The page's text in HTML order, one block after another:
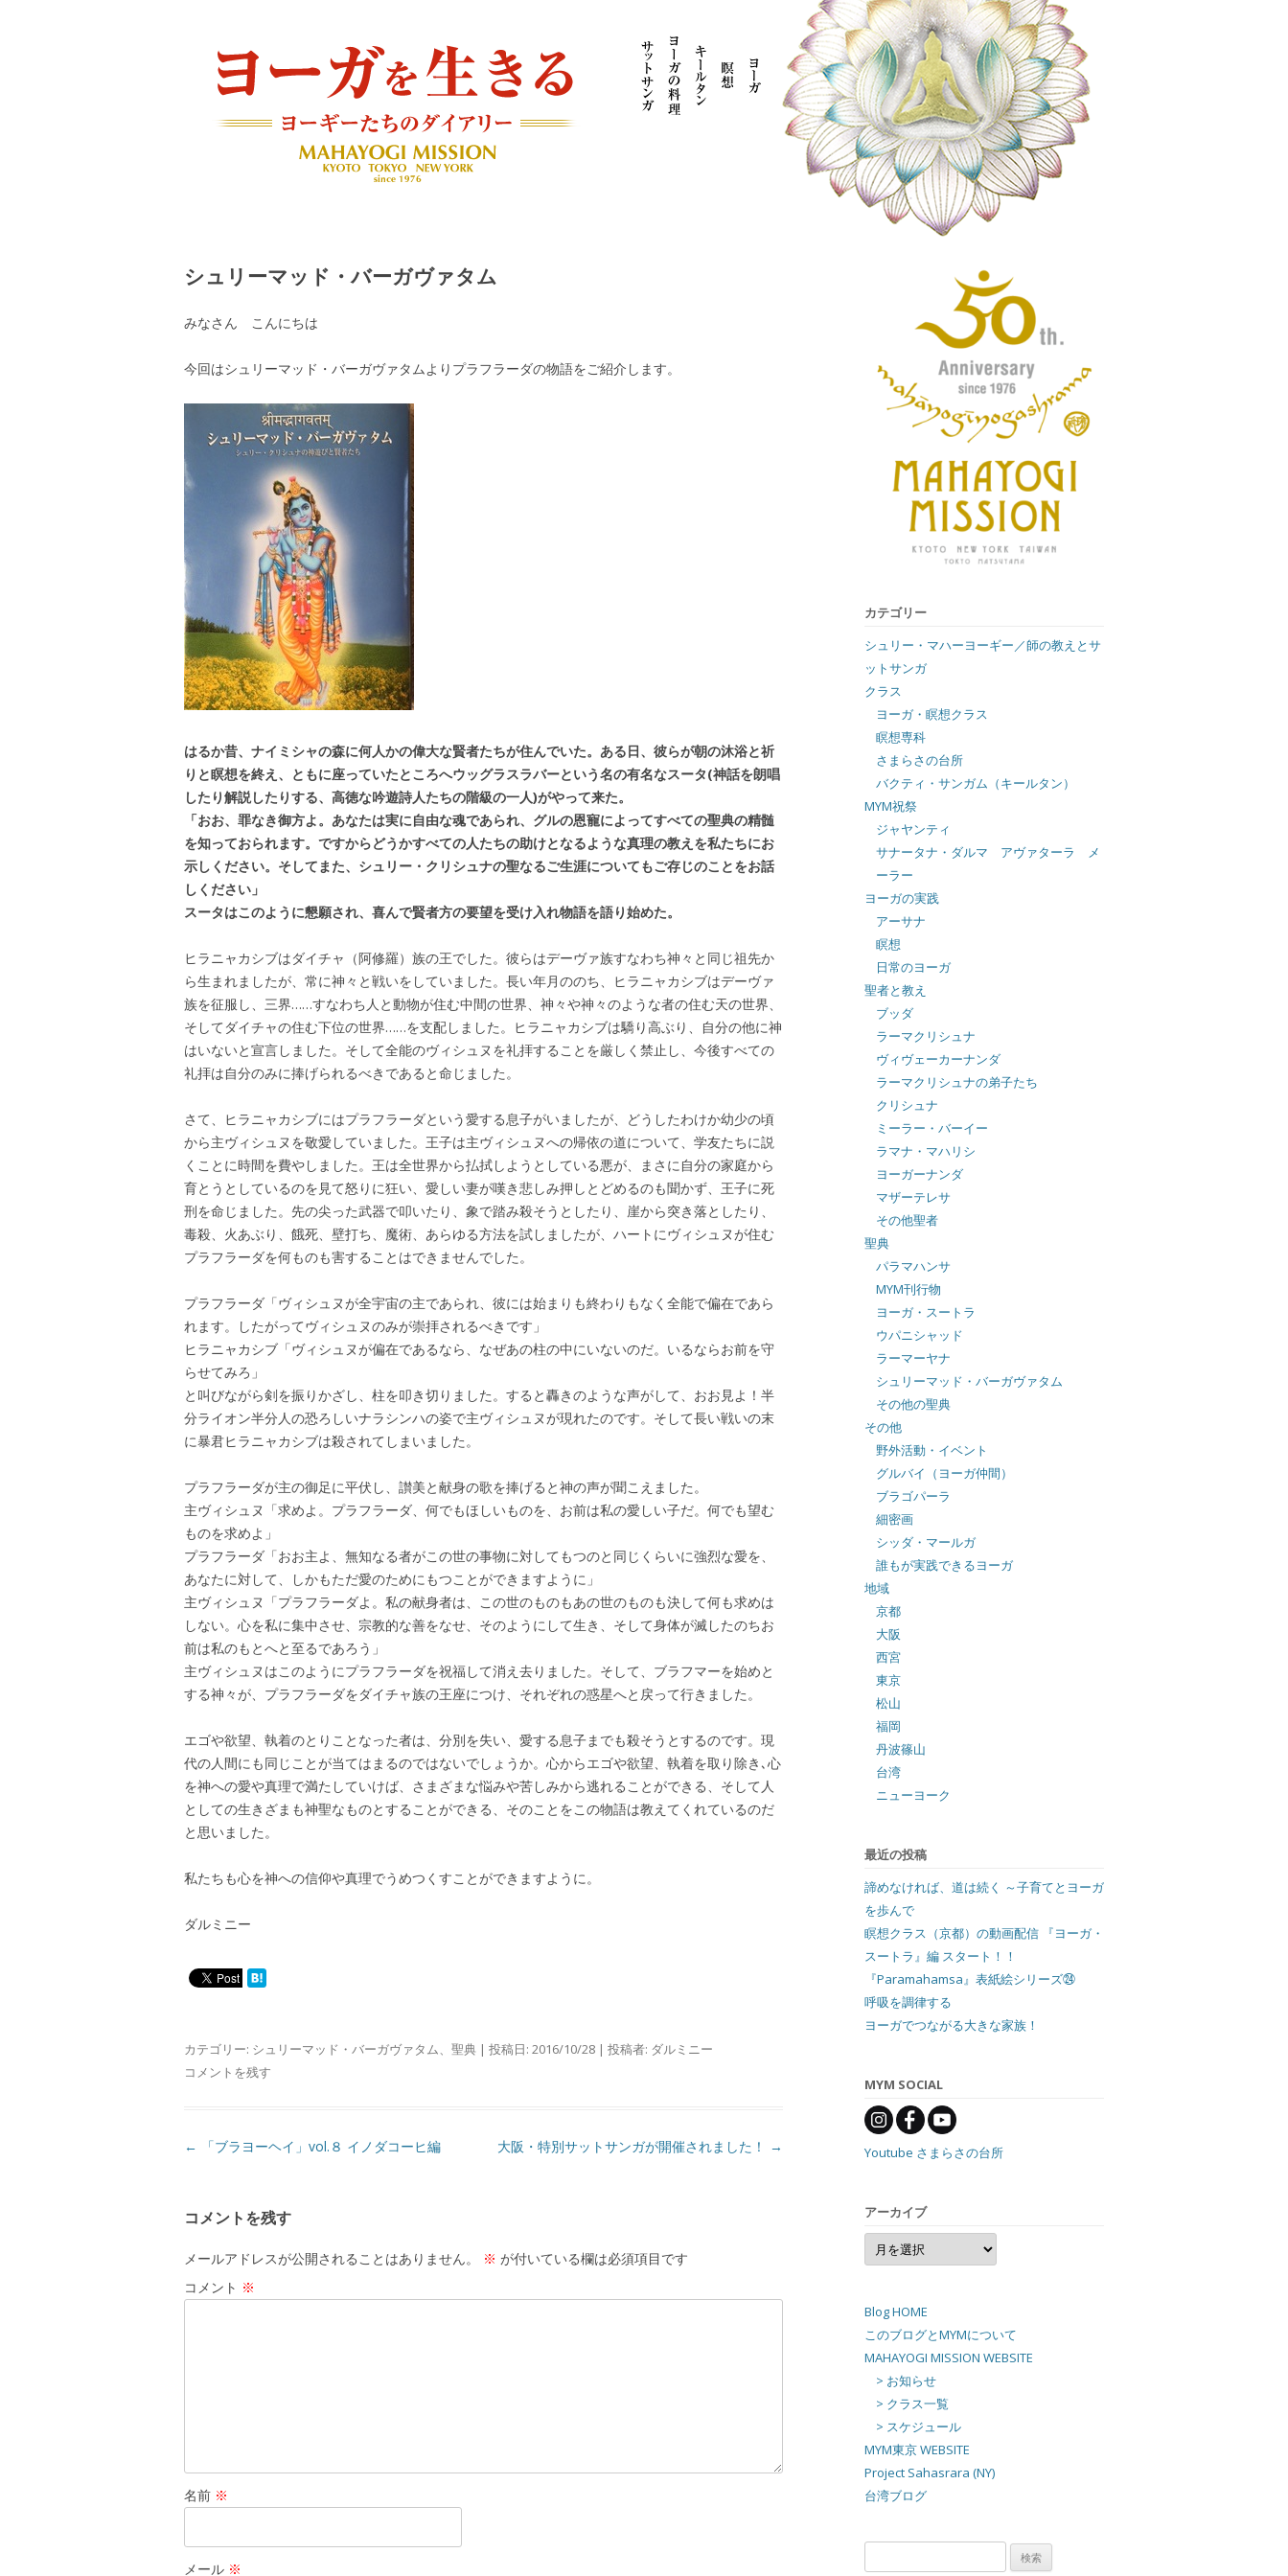
シュリーマッド・バーガヴァタム
みなさん こんにちは
今回はシュリーマッド・バーガヴァタムよりプラフラーダの物語をご紹介します。
はるか昔、 ナイミシャの森に何人かの偉大な賢者たちが住んでいた。 ある日、 彼らが朝の沐浴と祈
りと瞑想を終え 、ともに座っていたところへウッグラスラバーという名の有名なスータ(神話を朗唱
したり解説したりする、 高徳な吟遊詩人たちの階級の一人)がやって来た。
「おお、 罪なき御方よ。 あなたは実に自由な魂であられ、 グルの恩寵によってすべての聖典の精髄
を知っておられます。 ですからどうかすべての人たちの助けとなるよ うな真理の教えを私たちにお
示しください。 そしてまた、シュリー・ クリシュナの聖なるご生涯についてもご存じのことをお話
しください」
スータはこのように懇願され、喜んで賢者方の要望を受け入れ物語を語り始めた。
ヒラニャカシブはダイチャ（阿修羅）族の王でした。彼らはデーヴァ族すなわち神々と同じ祖先か
ら生まれましたが、常に神々と戦いをしていました。長い年月ののち、ヒラニャカシブはデーヴァ
族を征服し、三界……すなわち人と動物が住む中間の世界、神々や神々のような者の住む天の世界、
そしてダイチャの住む下位の世界……を支配しました。ヒラニャカシブは驕り高ぶり、自分の他に神
はいないと宣言しました。そして全能のヴィシュヌを礼拝することを厳しく禁止し、今後すべての
礼拝は自分のみに捧げられるべきであると命じました。
さて、ヒラニャカシブにはプラフラーダという愛する息子がいましたが、どうしたわけか幼少の頃
から主ヴィシュヌを敬愛していました。王子は主ヴィシュヌへの帰依の道について、学友たちに説
くことに時間を費やしました。王は全世界から払拭しようとしている悪が、まさに自分の家庭から
育とうとしているのを見て怒りに狂い、愛しい妻が嘆き悲しみ押しとどめるのも聞かず、王子に死
刑を命じました。先の尖った武器で叩いたり、象で踏み殺そうとしたり、崖から突き落としたり、
毒殺、火あぶり、餓死、壁打ち、魔術、あらゆる方法を試しましたが、ハートにヴィシュヌが住む
プラフラーダを何ものも害することはできませんでした。
プラフラーダ「ヴィシュヌが全宇宙の主であられ、彼には始まりも終わりもなく全能で偏在であら
れます。したがってヴィシュヌのみが崇拝されるべきです」
ヒラニャカシブ「ヴィシュヌが偏在であるなら、なぜあの柱の中にいないのだ。いるならお前を守
らせてみろ」
と叫びながら剣を振りかざし、柱を叩き切りました。すると轟きのような声がして、おお見よ！半
分ライオン半分人の恐ろしいナラシンハの姿で主ヴィシュヌが現れたのです。そして長い戦いの末
に暴君ヒラニャカシブは殺されてしまいました。
プラフラーダが主の御足に平伏し、讃美と献身の歌を捧げると神の声が聞こえました。
主ヴィシュヌ「求めよ。プラフラーダ、何でもほしいものを、お前は私の愛しい子だ。何でも望む
ものを求めよ」
プラフラーダ「おお主よ、無知なる者がこの世の事物に対してもつのと同じくらいに強烈な愛を、
あなたに対して、しかもただ愛のためにもつことができますように」
主ヴィシュヌ「プラフラーダよ。私の献身者は、この世のものもあの世のものも決して何も求めは
しない。心を私に集中させ、宗教的な善をなせ、そのようにして生き、そして身体が滅したのちお
前は私のもとへと至るであろう」
主ヴィシュヌはこのようにプラフラーダを祝福して消え去りました。そして、ブラフマーを始めと
する神々が、プラフラーダをダイチャ族の王座につけ、それぞれの惑星へと戻って行きました。
エゴや欲望、執着のとりことなった者は、分別を失い、愛する息子までも殺そうとするのです。現
代の人間にも同じことが当てはまるのではないでしょうか。心からエゴや欲望、執着を取り除き､心
を神への愛や真理で満たしていけば、さまざまな悩みや苦しみから逃れることができる、そして人
としての生きざまも神聖なものとすることができる、そのことをこの物語は教えてくれているのだ
と思いました。
私たちも心を神への信仰や真理でうめつくすことができますように。
ダルミニー
カテゴリー: シュリーマッド・バーガヴァタム、 聖典 | 投稿日: 2016/10/28 | 投稿者: ダルミニー
コメントを残す
投
ビ
ゲ
ー
シ
← 「ブラヨーヘイ」vol.８ イノダコーヒ編 大阪・特別サットサンガが開催されました！ →
コメントを残す
メールアドレスが公開されることはありません。 ※ が付いている欄は必須項目です
コメント ※
名前 ※
メール ※
カテゴリー
シュリー・マハーヨーギー／師の教えとサ
ットサンガ
クラス
ヨーガ・瞑想クラス
瞑想専科
さまらさの台所
バクティ・サンガム（キールタン）
MYM祝祭
ジャヤンティ
サナータナ・ダルマ アヴァターラ メ
ーラー
ヨーガの実践
アーサナ
瞑想
日常のヨーガ
聖者と教え
ブッダ
ラーマクリシュナ
ヴィヴェーカーナンダ
ラーマクリシュナの弟子たち
クリシュナ
ミーラー・バーイー
ラマナ・マハリシ
ヨーガーナンダ
マザーテレサ
その他聖者
聖典
パラマハンサ
MYM刊行物
ヨーガ・スートラ
ウパニシャッド
ラーマーヤナ
シュリーマッド・バーガヴァタム
その他の聖典
その他
野外活動・イベント
グルバイ（ヨーガ仲間）
ブラゴパーラ
細密画
シッダ・マールガ
誰もが実践できるヨーガ
地域
京都
大阪
西宮
東京
松山
福岡
丹波篠山
台湾
ニューヨーク
最近の投稿
諦めなければ、道は続く ～子育てとヨーガ
を歩んで
瞑想クラス（京都）の動画配信 『ヨーガ・
スートラ』編 スタート！！
『Paramahamsa』表紙絵シリーズ㉔
呼吸を調律する
ヨーガでつながる大きな家族！
MYM SOCIAL
Youtube さまらさの台所
アーカイブ
ア
ー
カ
Blog HOME
このブログとMYMについて
MAHAYOGI MISSION WEBSITE
> お知らせ
> クラス一覧
> スケジュール
MYM東京 WEBSITE
Project Sahasrara (NY)
台湾ブログ